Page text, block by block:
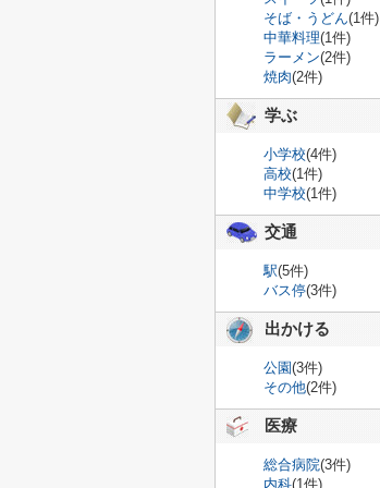
そば・うどん(1件)
中華料理(1件)
ラーメン(2件)
焼肉(2件)
学ぶ
小学校(4件)
高校(1件)
中学校(1件)
交通
駅(5件)
バス停(3件)
出かける
公園(3件)
その他(2件)
医療
総合病院(3件)
内科(1件)